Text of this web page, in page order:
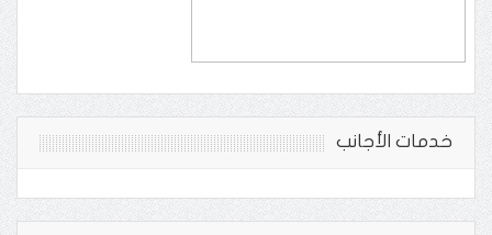
خدمات الأجانب